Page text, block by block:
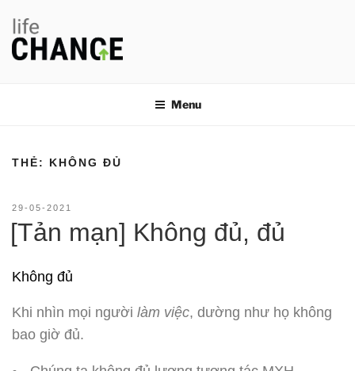
phần
Menu
THẺ: KHÔNG ĐỦ
ĐĂNG
TRONG
29-05-2021
[Tản mạn] Không đủ, đủ
Không đủ
Khi nhìn mọi người làm việc, dường như họ không
bao giờ đủ.